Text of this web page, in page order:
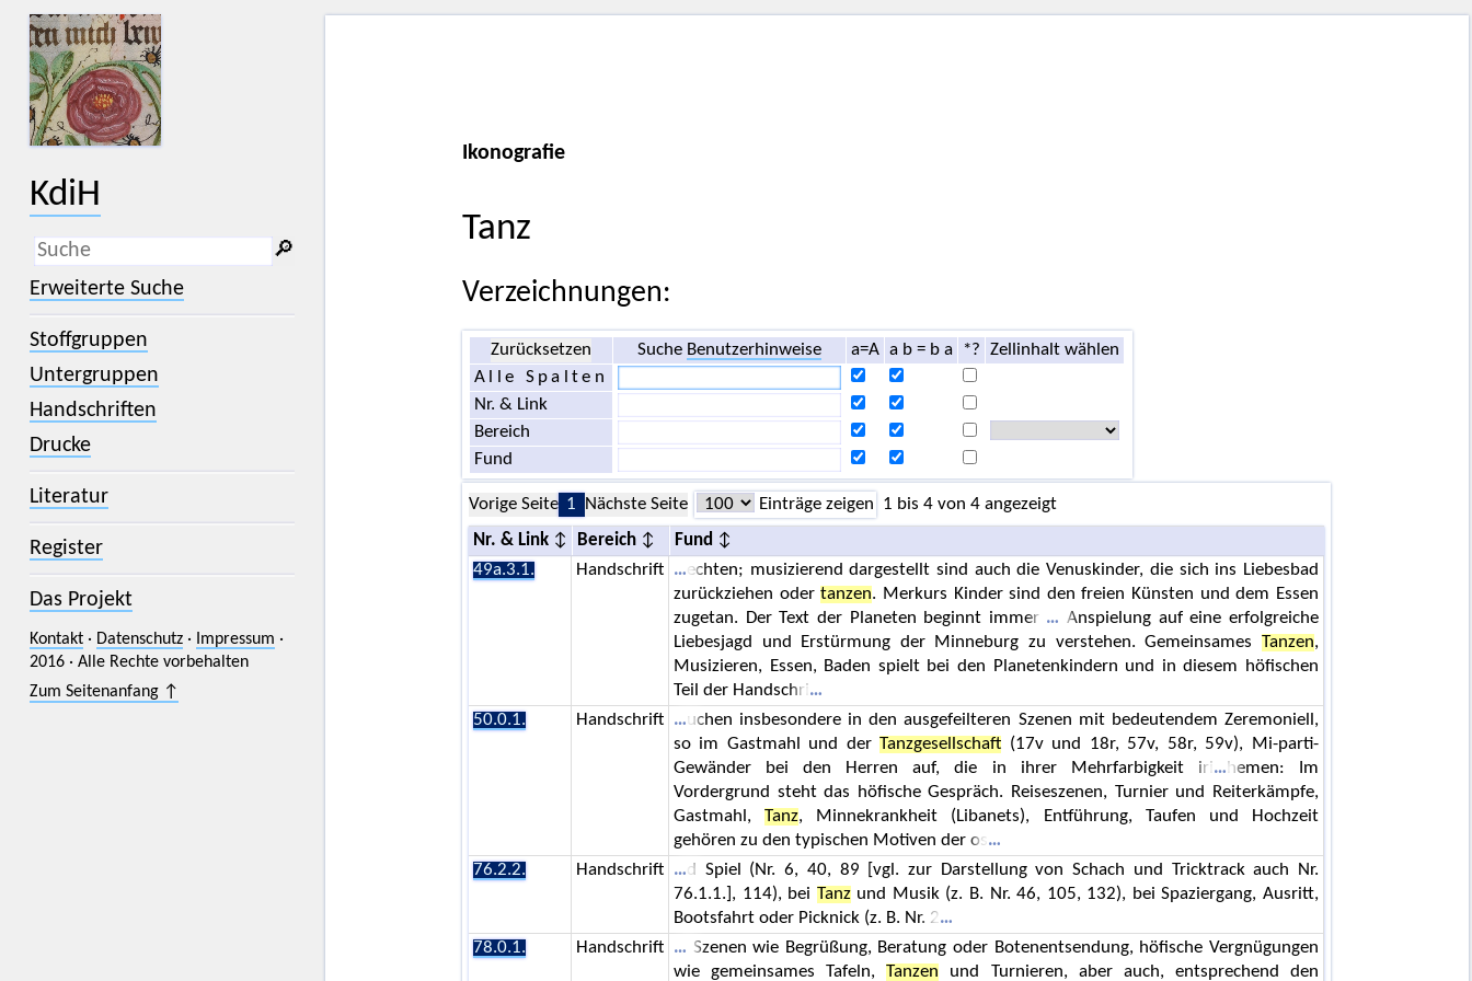
KdiH
_
(der Unterstrich) ist Platzhalter für
genau ein Zeichen.
% (das Prozentzeichen) ist Platzhalter
für kein, ein oder mehr als ein
🔎︎
Erweiterte Suche
Stoffgruppen
Untergruppen
Handschriften
Drucke
Literatur
Register
Das Projekt
Kontakt· Datenschutz· Impressum ·
2016 · Alle Rechte vorbehalten
Zum Seitenanfang ↑
Ikonografie
Tanz
Verzeichnungen:
Zurücksetzen Suche Benutzerhinweise a=A a b = b a *?
Zellinhalt wählen
Alle Spalten
Nr. & Link
Bereich
Fund
Vorige Seite 1 Nächste Seite Einträge zeigen 1 bis 4 von 4 angezeigt
Nr. & Link Bereich
Fund
49a.3.1.
Handschrift
echten; musizierend dargestellt sind auch die Venuskinder, die sich ins Liebesbad
zurückziehen odertanzen. Merkurs Kinder sind den freien Künsten und dem Essen
zugetan. Der Text der Planeten beginnt immer
Anspielung auf eine erfolgreiche
Liebesjagd und Erstürmung der Minneburg zu verstehen. Gemeinsames Tanzen,
Musizieren, Essen, Baden spielt bei den Planetenkindern und in diesem höfischen
Teil der Handschri
50.0.1.
Handschrift
uchen insbesondere in den ausgefeilteren Szenen mit bedeutendem Zeremoniell,
so im Gastmahl und der Tanzgesellschaft (17v und 18r, 57v, 58r, 59v), Mi-parti-
Gewänder bei den Herren auf, die in ihrer Mehrfarbigkeit iri
hemen: Im
Vordergrund steht das höfische Gespräch. Reiseszenen, Turnier und Reiterkämpfe,
Gastmahl, Tanz, Minnekrankheit (Libanets), Entführung, Taufen und Hochzeit
gehören zu den typischen Motiven der os
76.2.2.
Handschrift
d Spiel (Nr. 6, 40, 89 [vgl. zur Darstellung von Schach und Tricktrack auch Nr.
76.1.1.], 114), bei Tanzund Musik (z. B. Nr. 46, 105, 132), bei Spaziergang, Ausritt,
Bootsfahrt oder Picknick (z. B. Nr. 2
78.0.1.
Handschrift
Szenen wie Begrüßung, Beratung oder Botenentsendung, höfische Vergnügungen
wie gemeinsames Tafeln, Tanzen und Turnieren, aber auch, entsprechend den